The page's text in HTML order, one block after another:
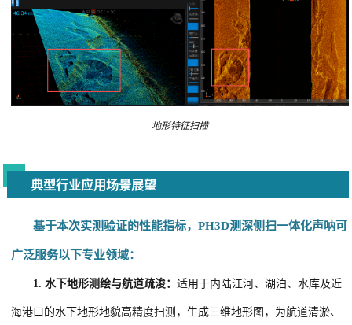
地形特征扫描
典型行业应用场景展望
基于本次实测验证的性能指标，PH3D测深侧扫一体化声呐可
广泛服务以下专业领域：
1.水下地形测绘与航道疏浚：适用于内陆江河、湖泊、水库及近
海港口的水下地形地貌高精度扫测，生成三维地形图，为航道清淤、